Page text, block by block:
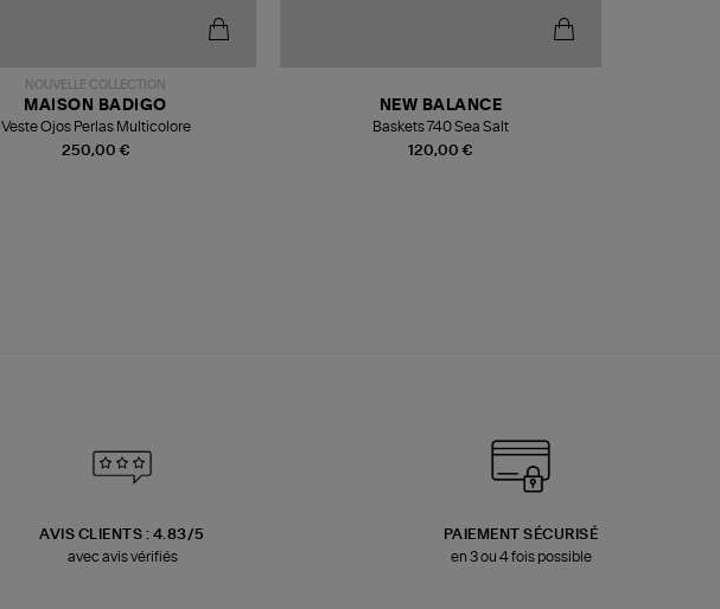
NOUVELLE COLLECTION
250,00 €
MAISON BADIGO
Veste Ojos Perlas Multicolore
120,00 €
NEW BALANCE
Baskets 740 Sea Salt
AVIS CLIENTS : 4.83/5
avec avis vérifiés
PAIEMENT SÉCURISÉ
en 3 ou 4 fois possible